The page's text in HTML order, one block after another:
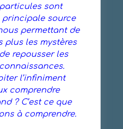
sont
source
permettant de
plus les mystères
repousser les
l’infiniment
comprendre
? C’est ce que
à comprendre.